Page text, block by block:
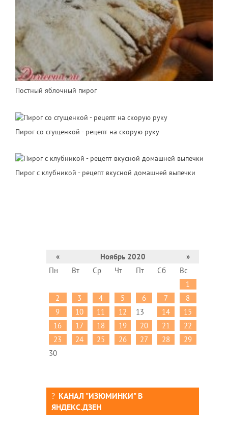
Постный яблочный пирог
Пирог со сгущенкой - рецепт на скорую руку
Пирог с клубникой - рецепт вкусной домашней выпечки
« Ноябрь 2020
»
Пн
Вт Ср Чт Пт Сб
Вс
1
2
3 4 5 6 7
8
9
10 11 12 13 14
15
16
17 18 19 20 21
22
23
24 25 26 27 28
29
30
КАНАЛ "ИЗЮМИНКИ" В
ЯНДЕКС.ДЗЕН